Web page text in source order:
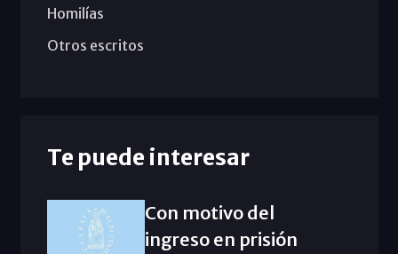
Homilías
Otros escritos
Te puede interesar
Con motivo del
ingreso en prisión